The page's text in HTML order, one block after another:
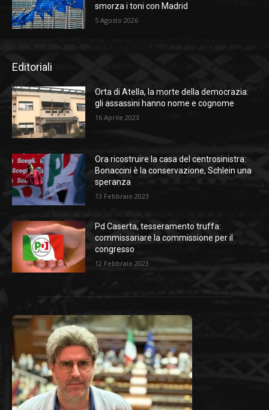
smorza i toni con Madrid
5 Agosto 2026
Editoriali
Orta di Atella, la morte della democrazia:
gli assassini hanno nome e cognome
16 Aprile 2023
Ora ricostruire la casa del centrosinistra:
Bonaccini è la conservazione, Schlein una
speranza
13 Febbraio 2023
Pd Caserta, tesseramento truffa:
commissariare la commissione per il
congresso
12 Febbraio 2023